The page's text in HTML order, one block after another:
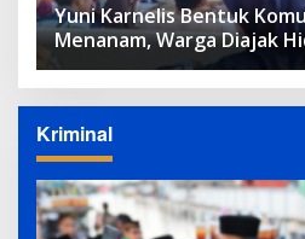
Yuni Karnelis Bentuk
Menanam, Warga Diajak
Tanam
Kriminal